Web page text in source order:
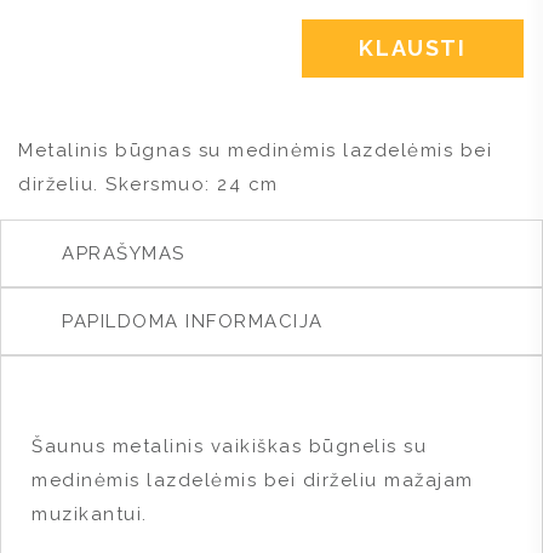
KLAUSTI
Metalinis būgnas su medinėmis lazdelėmis bei
dirželiu. Skersmuo: 24 cm
APRAŠYMAS
PAPILDOMA INFORMACIJA
Šaunus metalinis vaikiškas būgnelis su
medinėmis lazdelėmis bei dirželiu mažajam
muzikantui.